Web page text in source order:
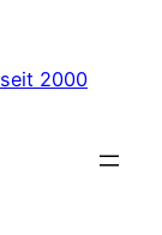
2000